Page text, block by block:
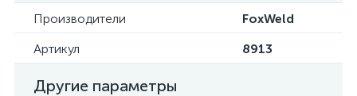
Производители
FoxWeld
Артикул
8913
Другие параметры